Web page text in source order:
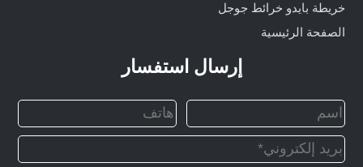
خريطة بايدو خرائط جوجل
الصفحة الرئيسية
إرسال استفسار